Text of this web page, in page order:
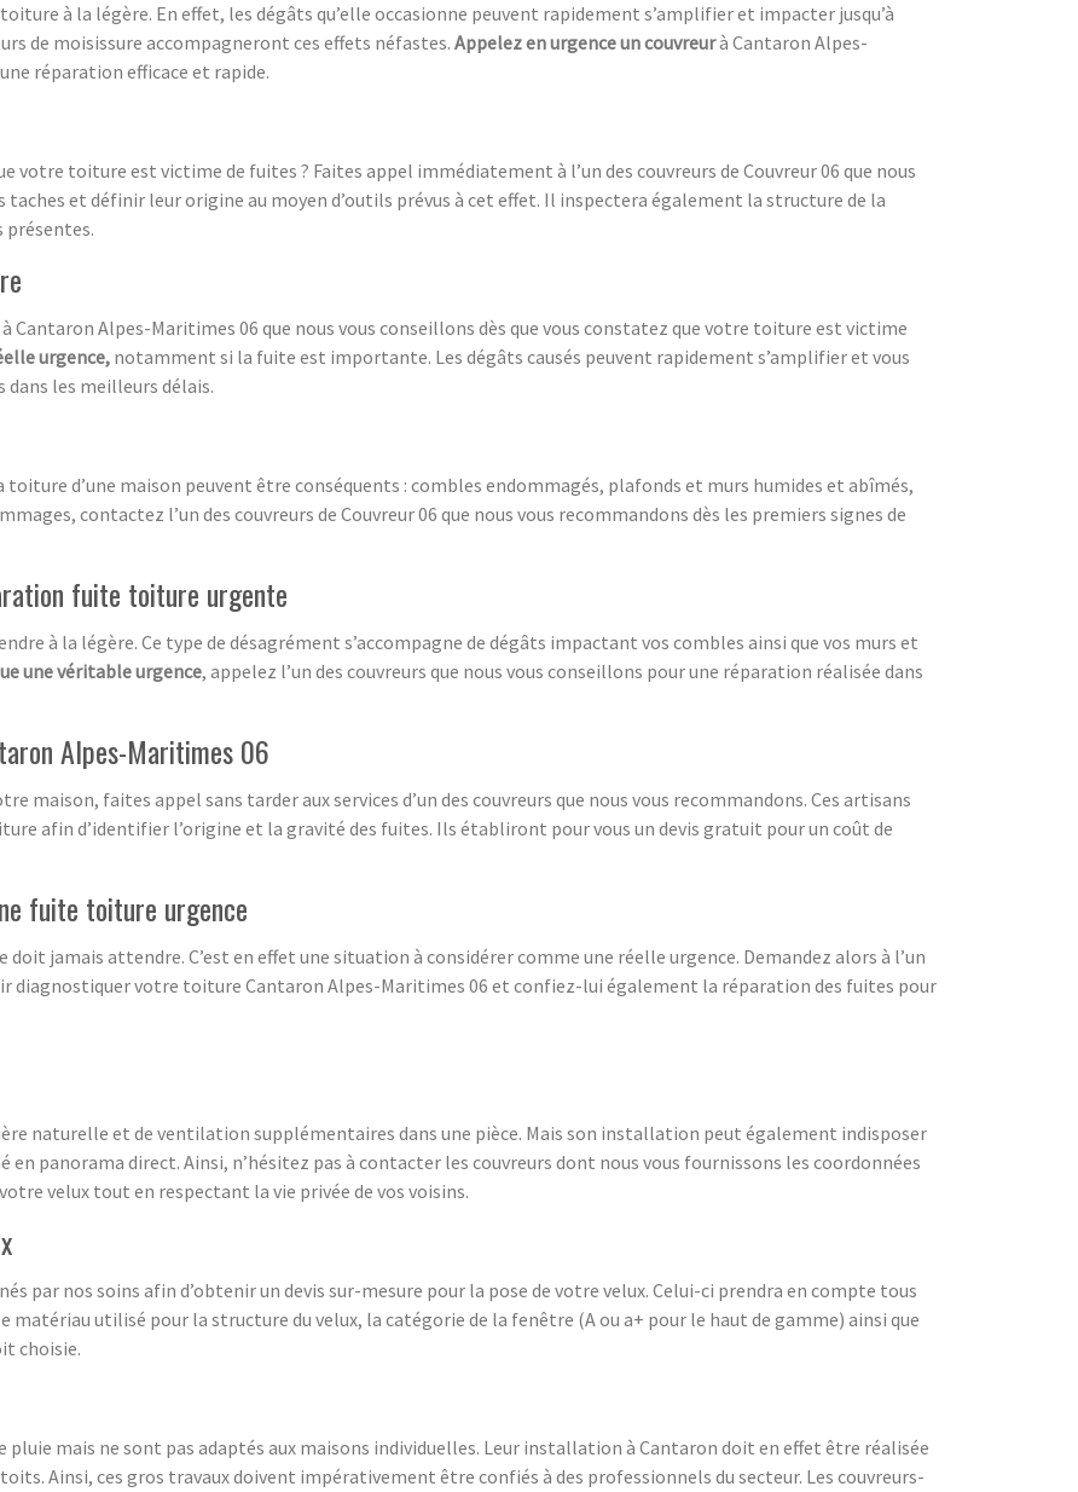
à la légère. En effet, les dégâts qu’elle occasionne peuvent rapidement s’amplifier et impacter jusqu’à
de moisissure accompagneront ces effets néfastes. Appelez en urgence un couvreurà Cantaron Alpes-
réparation efficace et rapide.
votre toiture est victime de fuites ? Faites appel immédiatement à l’un des couvreurs de Couvreur 06 que nous
et définir leur origine au moyen d’outils prévus à cet effet. Il inspectera également la structure de la
Cantaron Alpes-Maritimes 06 que nous vous conseillons dès que vous constatez que votre toiture est victime
urgence, notamment si la fuite est importante. Les dégâts causés peuvent rapidement s’amplifier et vous
dans les meilleurs délais.
toiture d’une maison peuvent être conséquents : combles endommagés, plafonds et murs humides et abîmés,
contactez l’un des couvreurs de Couvreur 06 que nous vous recommandons dès les premiers signes de
fuite toiture urgente
à la légère. Ce type de désagrément s’accompagne de dégâts impactant vos combles ainsi que vos murs et
une véritable urgence, appelez l’un des couvreurs que nous vous conseillons pour une réparation réalisée dans
Alpes-Maritimes 06
maison, faites appel sans tarder aux services d’un des couvreurs que nous vous recommandons. Ces artisans
afin d’identifier l’origine et la gravité des fuites. Ils établiront pour vous un devis gratuit pour un coût de
fuite toiture urgence
jamais attendre. C’est en effet une situation à considérer comme une réelle urgence. Demandez alors à l’un
diagnostiquer votre toiture Cantaron Alpes-Maritimes 06 et confiez-lui également la réparation des fuites pour
naturelle et de ventilation supplémentaires dans une pièce. Mais son installation peut également indisposer
panorama direct. Ainsi, n’hésitez pas à contacter les couvreurs dont nous vous fournissons les coordonnées
velux tout en respectant la vie privée de vos voisins.
par nos soins afin d’obtenir un devis sur-mesure pour la pose de votre velux. Celui-ci prendra en compte tous
utilisé pour la structure du velux, la catégorie de la fenêtre (A ou a+ pour le haut de gamme) ainsi que
choisie.
pluie mais ne sont pas adaptés aux maisons individuelles. Leur installation à Cantaron doit en effet être réalisée
Ainsi, ces gros travaux doivent impérativement être confiés à des professionnels du secteur. Les couvreurs-